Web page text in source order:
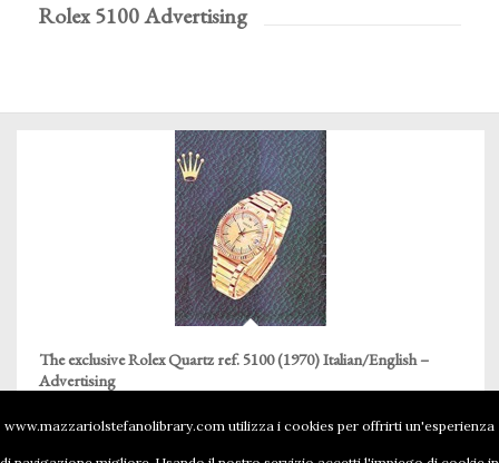
Rolex 5100 Advertising
The exclusive Rolex Quartz ref. 5100 (1970) Italian/English –
Advertising
www.mazzariolstefanolibrary.com utilizza i cookies per offrirti un'esperienza